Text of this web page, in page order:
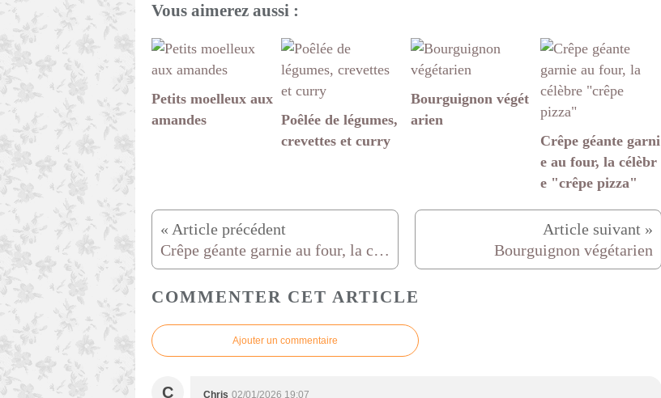
Vous aimerez aussi :
Petits moelleux aux
amandes
Poêlée de légumes,
crevettes et curry
Bourguignon végét
arien
Crêpe géante garni
e au four, la célèbr
e "crêpe pizza"
Crêpe géante garnie au four, la célèbre "crêpe pizza" Bourguignon végétarien
COMMENTER CET ARTICLE
Ajouter un commentaire
C Chris 02/01/2026 19:07